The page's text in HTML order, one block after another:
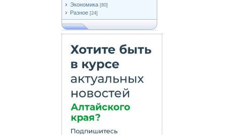
Экономика [80]
Разное [24]